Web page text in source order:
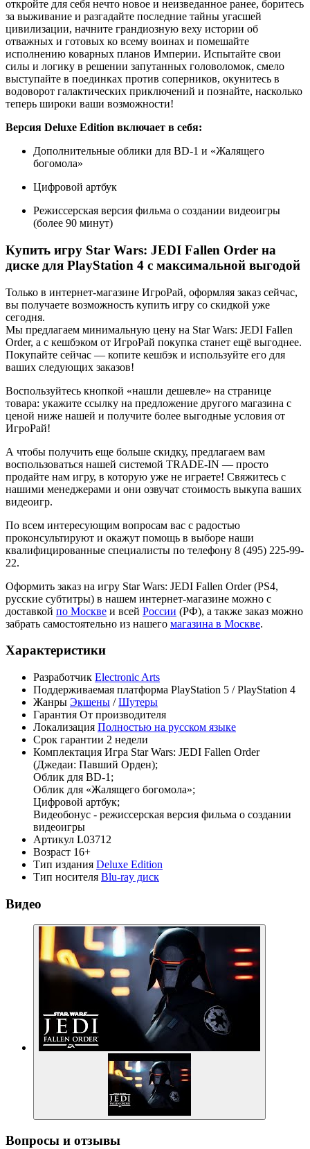
откройте для себя нечто новое и неизведанное ранее, боритесь
за выживание и разгадайте последние тайны угасшей
цивилизации, начните грандиозную веху истории об
отважных и готовых ко всему воинах и помешайте
исполнению коварных планов Империи. Испытайте свои
силы и логику в решении запутанных головоломок, смело
выступайте в поединках против соперников, окунитесь в
водоворот галактических приключений и познайте, насколько
теперь широки ваши возможности!
Версия Deluxe Edition включает в себя:
Дополнительные облики для BD-1 и «Жалящего
богомола»
Цифровой артбук
Режиссерская версия фильма о создании видеоигры
(более 90 минут)
Купить игру Star Wars: JEDI Fallen Order на
диске для PlayStation 4 с максимальной выгодой
Только в интернет-магазине ИгроРай, оформляя заказ сейчас,
вы получаете возможность купить игру со скидкой уже
сегодня.
Мы предлагаем минимальную цену на Star Wars: JEDI Fallen
Order, а с кешбэком от ИгроРай покупка станет ещё выгоднее.
Покупайте сейчас — копите кешбэк и используйте его для
ваших следующих заказов!
Воспользуйтесь кнопкой «нашли дешевле» на странице
товара: укажите ссылку на предложение другого магазина с
ценой ниже нашей и получите более выгодные условия от
ИгроРай!
А чтобы получить еще больше скидку, предлагаем вам
воспользоваться нашей системой TRADE-IN — просто
продайте нам игру, в которую уже не играете! Свяжитесь с
нашими менеджерами и они озвучат стоимость выкупа ваших
видеоигр.
По всем интересующим вопросам вас с радостью
проконсультируют и окажут помощь в выборе наши
квалифицированные специалисты по телефону 8 (495) 225-99-
22.
Оформить заказ на игру Star Wars: JEDI Fallen Order (PS4,
русские субтитры) в нашем интернет-магазине можно с
доставкой по Москве и всей России (РФ), а также заказ можно
забрать самостоятельно из нашего магазина в Москве.
Характеристики
Разработчик Electronic Arts
Поддерживаемая платформа PlayStation 5 / PlayStation 4
Жанры Экшены /Шутеры
Гарантия От производителя
Локализация Полностью на русском языке
Срок гарантии 2 недели
Комплектация Игра Star Wars: JEDI Fallen Order
(Джедаи: Павший Орден);
Облик для BD-1;
Облик для «Жалящего богомола»;
Цифровой артбук;
Видеобонус - режиссерская версия фильма о создании
видеоигры
Артикул L03712
Возраст 16+
Тип издания Deluxe Edition
Тип носителя Blu-ray диск
Видео
Вопросы и отзывы